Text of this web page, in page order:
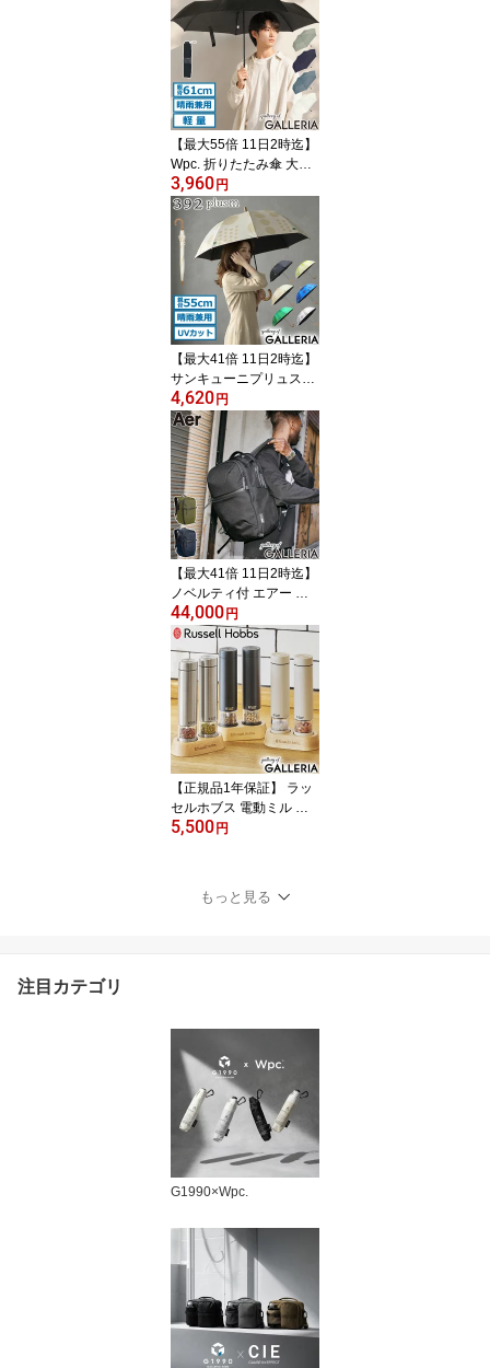
リュピーシー ストール U
Vカット ボレロ ブランケ
ット 薄手 レディース 接
触冷感 おしゃれ 3WAY U
Vカット接触冷感3wayシ
ョール W206-001-103
【最大55倍 11日2時迄】
Wpc. 折りたたみ傘 大き
い 軽量 メンズ レディー
ス 丈夫 ダブリュピーシ
ー 傘 日傘 折りたたみ 折
り畳み傘 雨傘 晴雨兼用
UVカット 折り畳み 大判
Wpc classic AIR-LIGHT
ラージフォールディング
アンブレラ CS008-001-
002
3,960 円
【最大41倍 11日2時迄】
サンキューニプリュスエ
ム 傘 レディース ブラン
ド 392plusm 長傘 軽量
軽い 丈夫 晴雨兼用傘 日
傘 雨傘 遮光 遮熱 UVカ
ット 手開き 大人 女性 可
愛い かわいい カラー 水
玉 親骨55cm maru UV p
arasol Q270
4,620 円
【最大41倍 11日2時迄】
ノベルティ付 エアー リ
ュック メンズ レディー
ス 大容量 ブランド Aer
リュックサック 軽量 通
勤 おしゃれ シンプル ビ
ジカジ カジュアル 無地
通勤リュック 耐久性 PC
収納 2層 A4 24L City Pac
k Pro 2
44,000 円
【正規品1年保証】 ラッ
セルホブス 電動ミル ソ
ルト ペッパー 電池式 電
タンド ギフト プレゼン
ト 岩塩 胡椒 2本 2本セッ
5,500 円
もっと見る
注目カテゴリ
G1990×Wpc.